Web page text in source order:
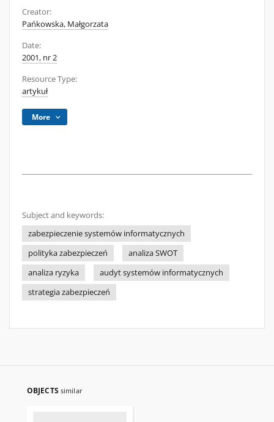
Creator:
Pańkowska, Małgorzata
Date:
2001, nr 2
Resource Type:
artykuł
More
Subject and keywords:
zabezpieczenie systemów informatycznych
polityka zabezpieczeń
analiza SWOT
analiza ryzyka
audyt systemów informatycznych
strategia zabezpieczeń
OBJECTS similar